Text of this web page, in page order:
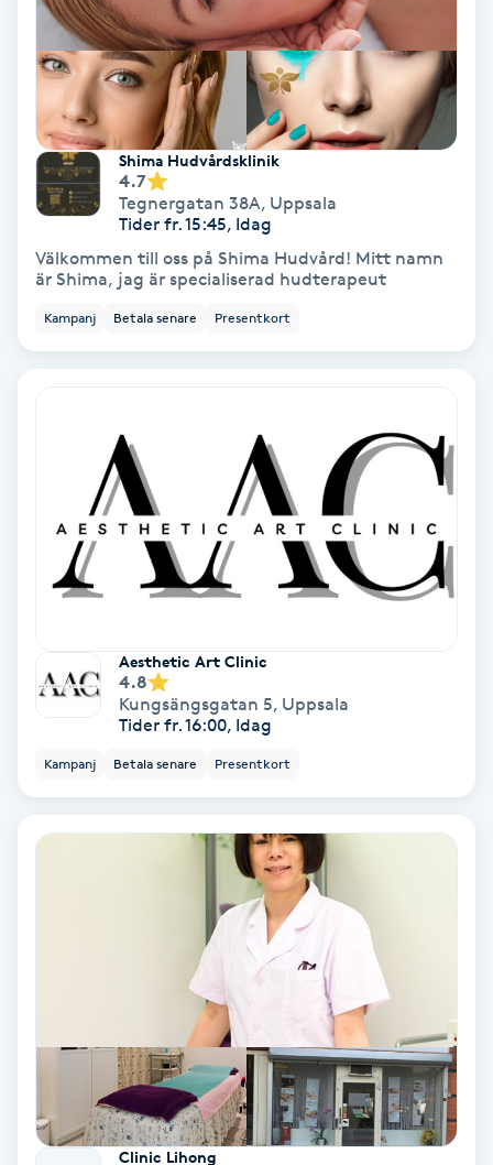
Klippning
Klippning & Slingor
Klippning ungdom
Koppningsmassage
Kosmetisk tatuering
Kroppsinpackning
Kroppspeeling
Käkledsbehandling
Kärlbehandling
Laserbehandling
Lashlift Keratin
LED-ljusterapi
LPG-massage
Luggklippning
Shima Hudvårdsklinik
4.7
Tegnergatan 38A, Uppsala
Tider fr. 15:45, Idag
Välkommen till oss på Shima Hudvård! Mitt namn
är Shima, jag är specialiserad hudterapeut
Kampanj Betala senare Presentkort
Aesthetic Art Clinic
4.8
Kungsängsgatan 5, Uppsala
Tider fr. 16:00, Idag
Kampanj Betala senare Presentkort
Clinic Lihong